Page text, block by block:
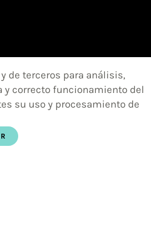
de terceros para análisis,
correcto funcionamiento del
su uso y procesamiento de